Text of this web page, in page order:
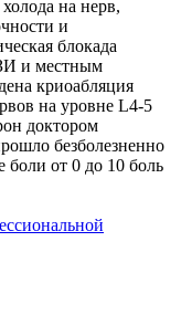
на нерв,
и
блокада
и местным
криоабляция
на уровне L4-5
доктором
безболезненно
от 0 до 10 боль